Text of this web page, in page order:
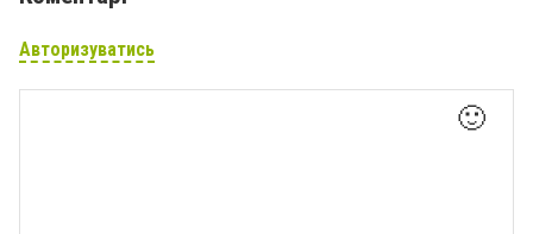
Авторизуватись
🙂